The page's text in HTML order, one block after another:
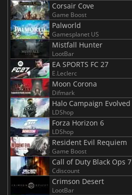
Corsair Cove
Game Boost
Palworld
Gamesplanet US
Mistfall Hunter
LootBar
EA SPORTS FC 27
E.Leclerc
Moon Corona
Difmark
Halo Campaign Evolved
LDShop
Forza Horizon 6
LDShop
Resident Evil Requiem
Game Boost
Call of Duty Black Ops 7
Cdiscount
Crimson Desert
LootBar